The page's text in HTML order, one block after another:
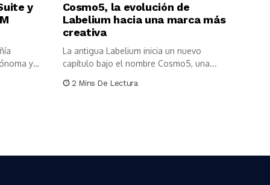
y
y
Cosmo5, la evolución de
Labelium hacia una marca más
creativa
La antigua Labelium inicia un nuevo
capítulo bajo el nombre Cosmo5, una...
2 Mins De Lectura